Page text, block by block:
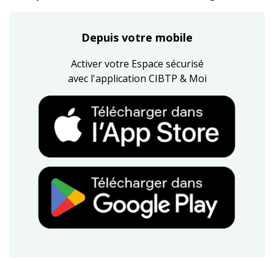
Depuis votre mobile
Activer votre Espace sécurisé
avec l'application CIBTP & Moi